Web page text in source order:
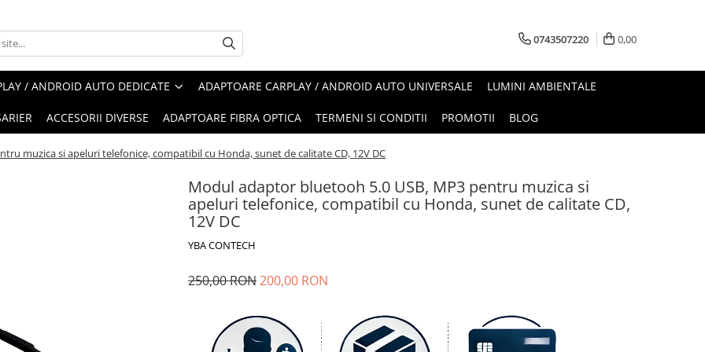
0743507220 0,00
/ ANDROID AUTO DEDICATE ADAPTOARE CARPLAY / ANDROID AUTO UNIVERSALE LUMINI AMBIENTALE
ACCESORII DIVERSE ADAPTOARE FIBRA OPTICA TERMENI SI CONDITII PROMOTII BLOG
muzica si apeluri telefonice, compatibil cu Honda, sunet de calitate CD, 12V DC
Modul adaptor bluetooh 5.0 USB, MP3 pentru muzica si
apeluri telefonice, compatibil cu Honda, sunet de calitate CD,
12V DC
YBA CONTECH
250,00 RON200,00 RON